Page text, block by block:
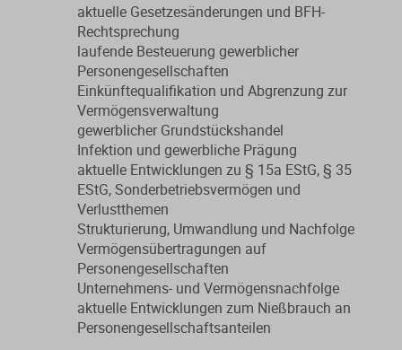
aktuelle Gesetzesänderungen und BFH-
Rechtsprechung
laufende Besteuerung gewerblicher
Personengesellschaften
Einkünftequalifikation und Abgrenzung zur
Vermögensverwaltung
gewerblicher Grundstückshandel
Infektion und gewerbliche Prägung
aktuelle Entwicklungen zu § 15a EStG, § 35
EStG, Sonderbetriebsvermögen und
Verlustthemen
Strukturierung, Umwandlung und Nachfolge
Vermögensübertragungen auf
Personengesellschaften
Unternehmens- und Vermögensnachfolge
aktuelle Entwicklungen zum Nießbrauch an
Personengesellschaftsanteilen